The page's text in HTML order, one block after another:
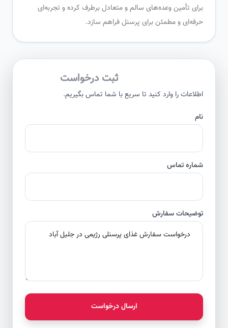
برای تأمین وعده‌های سالم و متعادل برطرف کرده و تجربه‌ای
حرفه‌ای و مطمئن برای پرسنل فراهم سازد.
ثبت درخواست
اطلاعات را وارد کنید تا سریع با شما تماس بگیریم.
شماره تماس
توضیحات سفارش
ارسال درخواست